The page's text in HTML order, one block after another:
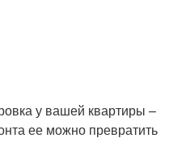
у вашей квартиры –
ее можно превратить